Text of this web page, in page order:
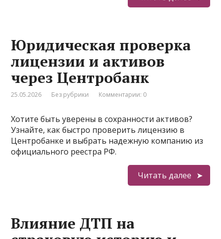
Юридическая проверка
лицензии и активов
через Центробанк
25.05.2026 Без рубрики Комментарии: 0
Хотите быть уверены в сохранности активов?
Узнайте, как быстро проверить лицензию в
Центробанке и выбрать надежную компанию из
официального реестра РФ.
Читать далее
Влияние ДТП на